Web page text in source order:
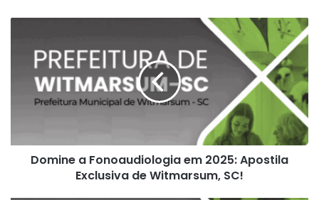
Fonoaudiologia
2025:
Apostila
Witmarsum,
Domine a Fonoaudiologia em 2025: Apostila
Exclusiva de Witmarsum, SC!